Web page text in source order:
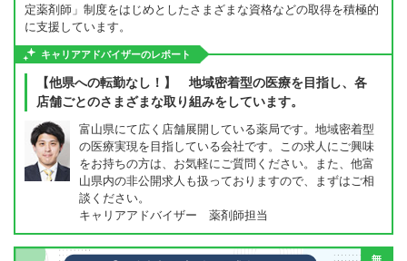
定薬剤師」制度をはじめとしたさまざまな資格などの取得を積極的
に支援しています。
キャリアアドバイザーのレポート
【他県への転勤なし！】 地域密着型の医療を目指し、各
店舗ごとのさまざまな取り組みをしています。
富山県にて広く店舗展開している薬局です。地域密着型
の医療実現を目指している会社です。この求人にご興味
をお持ちの方は、お気軽にご質問ください。また、他富
山県内の非公開求人も扱っておりますので、まずはご相
談ください。
キャリアアドバイザー 薬剤師担当